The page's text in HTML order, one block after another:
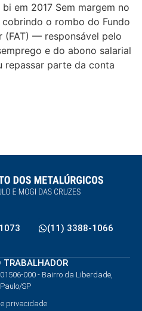
em 2017 Sem margem no
o rombo do Fundo
(FAT) — responsável pelo
e do abono salarial
parte da conta
(11) 3388-1066
TRABALHADOR
000 - Bairro da Liberdade,
SP
privacidade